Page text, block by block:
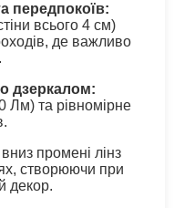
передпокоїв:
всього 4 см)
де важливо
дзеркалом:
Лм) та рівномірне
промені лінз
створюючи при
декор.